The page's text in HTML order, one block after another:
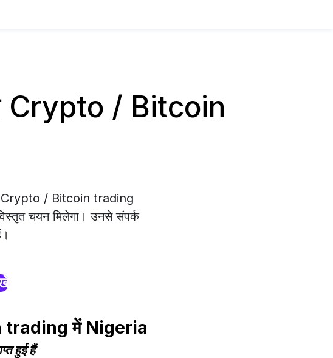
Crypto / Bitcoin
Crypto / Bitcoin trading
चयन मिलेगा। उनसे संपर्क
trading में Nigeria
हुई हैं